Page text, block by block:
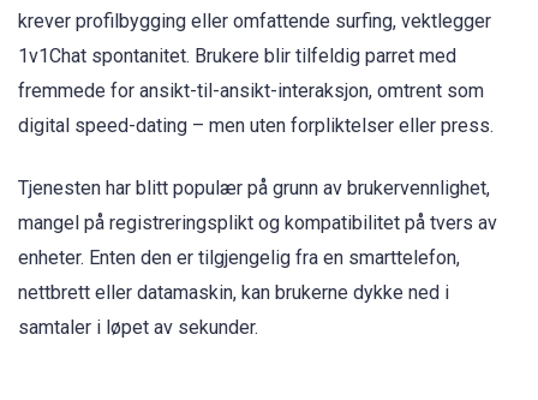
krever profilbygging eller omfattende surfing, vektlegger
1v1Chat spontanitet. Brukere blir tilfeldig parret med
fremmede for ansikt-til-ansikt-interaksjon, omtrent som
digital speed-dating – men uten forpliktelser eller press.
Tjenesten har blitt populær på grunn av brukervennlighet,
mangel på registreringsplikt og kompatibilitet på tvers av
enheter. Enten den er tilgjengelig fra en smarttelefon,
nettbrett eller datamaskin, kan brukerne dykke ned i
samtaler i løpet av sekunder.